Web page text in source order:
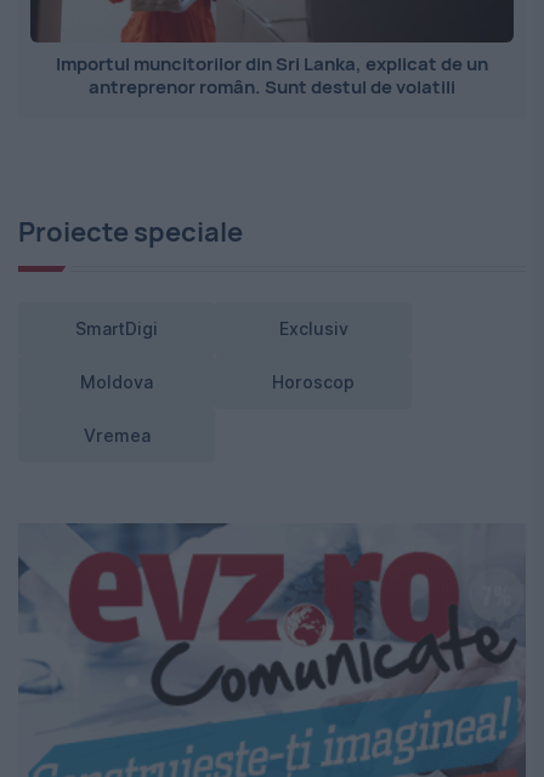
Importul muncitorilor din Sri Lanka, explicat de un
antreprenor român. Sunt destul de volatili
Proiecte speciale
SmartDigi Exclusiv
Moldova Horoscop
Vremea